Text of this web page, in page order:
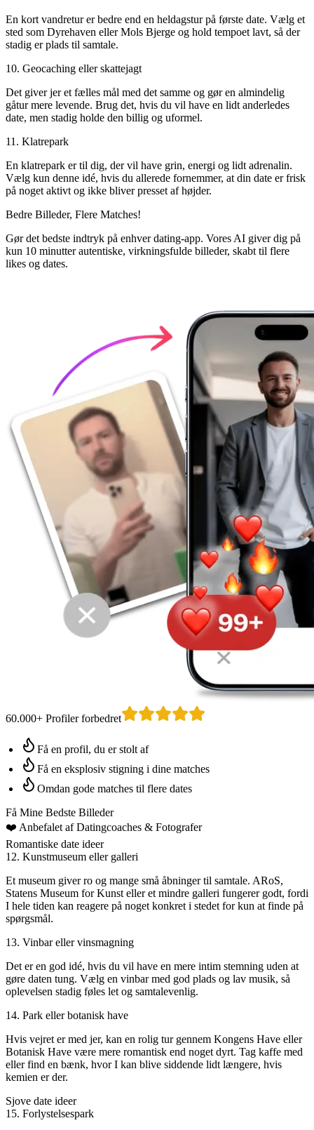
En kort vandretur er bedre end en heldagstur på første date. Vælg et
sted som Dyrehaven eller Mols Bjerge og hold tempoet lavt, så der
stadig er plads til samtale.
10. Geocaching eller skattejagt
Det giver jer et fælles mål med det samme og gør en almindelig
gåtur mere levende. Brug det, hvis du vil have en lidt anderledes
date, men stadig holde den billig og uformel.
11. Klatrepark
En klatrepark er til dig, der vil have grin, energi og lidt adrenalin.
Vælg kun denne idé, hvis du allerede fornemmer, at din date er frisk
på noget aktivt og ikke bliver presset af højder.
Bedre Billeder, Flere Matches!
Gør det bedste indtryk på enhver dating-app. Vores AI giver dig på
kun 10 minutter autentiske, virkningsfulde billeder, skabt til flere
likes og dates.
60.000+ Profiler forbedret
Få en profil, du er stolt af
Få en eksplosiv stigning i dine matches
Omdan gode matches til flere dates
Få Mine Bedste Billeder
❤️ Anbefalet af Datingcoaches & Fotografer
Romantiske date ideer
12. Kunstmuseum eller galleri
Et museum giver ro og mange små åbninger til samtale. ARoS,
Statens Museum for Kunst eller et mindre galleri fungerer godt, fordi
I hele tiden kan reagere på noget konkret i stedet for kun at finde på
spørgsmål.
13. Vinbar eller vinsmagning
Det er en god idé, hvis du vil have en mere intim stemning uden at
gøre daten tung. Vælg en vinbar med god plads og lav musik, så
oplevelsen stadig føles let og samtalevenlig.
14. Park eller botanisk have
Hvis vejret er med jer, kan en rolig tur gennem Kongens Have eller
Botanisk Have være mere romantisk end noget dyrt. Tag kaffe med
eller find en bænk, hvor I kan blive siddende lidt længere, hvis
kemien er der.
Sjove date ideer
15. Forlystelsespark